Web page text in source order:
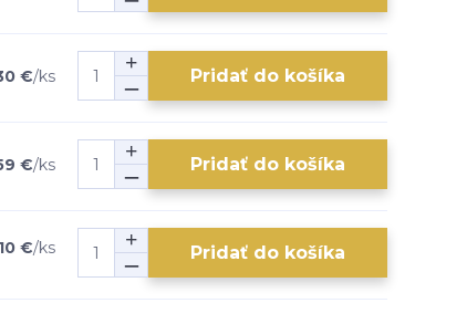
€/ks Pridať do košíka
€/ks Pridať do košíka
€/ks Pridať do košíka